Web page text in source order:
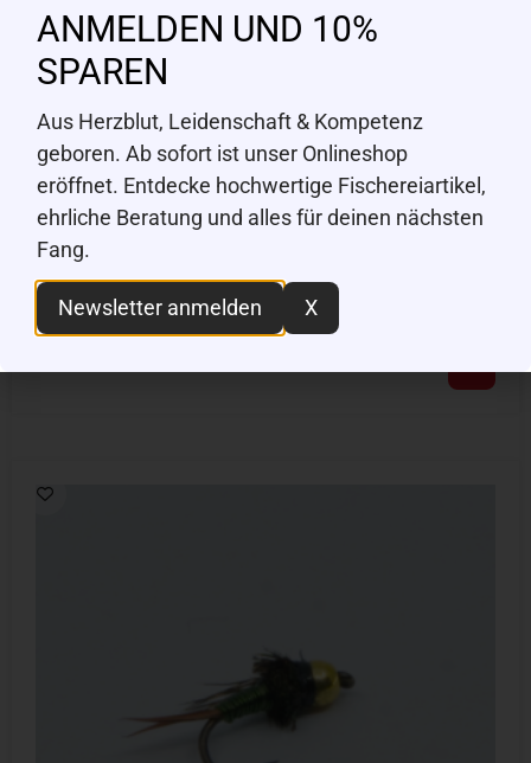
Wild & Free Pro Flies
Nymphe, BH Copper John Red, #18
ANMELDEN UND 10%
SPAREN
Aus Herzblut, Leidenschaft & Kompetenz
geboren. Ab sofort ist unser Onlineshop
eröffnet. Entdecke hochwertige Fischereiartikel,
ehrliche Beratung und alles für deinen nächsten
Fang.
Newsletter anmelden X